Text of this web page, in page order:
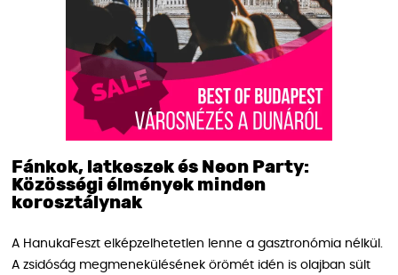
Fánkok, latkeszek és Neon Party:
Közösségi élmények minden
korosztálynak
A HanukaFeszt elképzelhetetlen lenne a gasztronómia nélkül.
A zsidóság megmenekülésének örömét idén is olajban sült